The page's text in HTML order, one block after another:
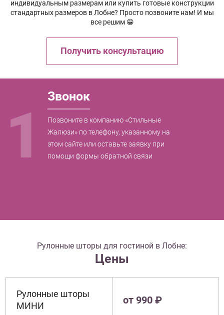
индивидуальным размерам или купить готовые конструкции
стандартных размеров в Лобне? Просто позвоните нам! И мы
все решим 😁
Получить консультацию
1
Звонок
Позвоните в компанию «Стильные
Жалюзи» по телефону, указанному на
этом сайте или оставьте заявку при
помощи формы обратной связи
Рулонные шторы для гостиной в Лобне:
Цены
Рулонные шторы
МИНИ
от 990 ₽